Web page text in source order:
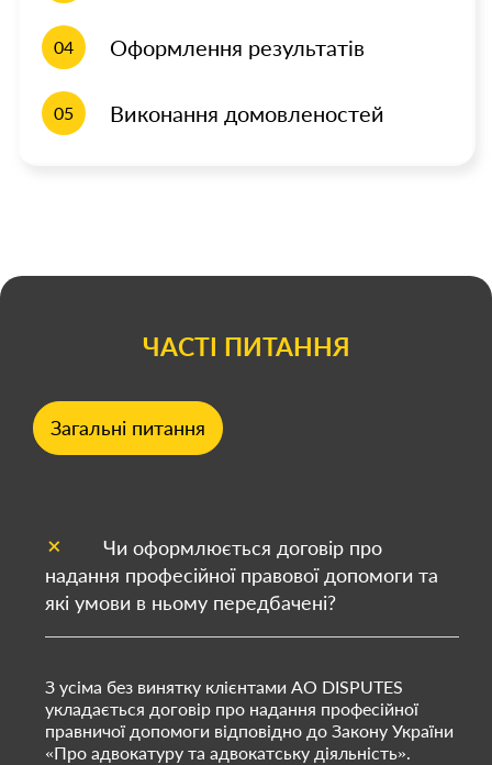
04 Оформлення результатів
05 Виконання домовленостей
ЧАСТІ ПИТАННЯ
Загальні питання
Чи оформлюється договір про
надання професійної правової допомоги та
які умови в ньому передбачені?
З усіма без винятку клієнтами АО DISPUTES
укладається договір про надання професійної
правничої допомоги відповідно до Закону України
«Про адвокатуру та адвокатську діяльність».